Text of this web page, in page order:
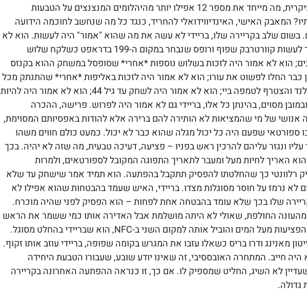
הרי מהי מורשתו העיקרית, מה מייחד את מספר 12 אפילו יותר מהיהלומים המנצנצים על הטבעות
המאבק האישי, האינדיווידואלי להחריד, כנגד כל מה שנחשב לחוכמה הידועה
בשום שלב בקריירה שלו, בריידי לא עשה את מה שהוא "אמור" היה לעשות. הוא לא
עשה את מה שאמור לעשות קוורטרבק שפוף ורופס שנבחר במקום ה-199 בדראפט כשלקח שלוש
הוא לא אמור היה לזכות בשלוש נוספות *אחרי* שסופסל במשחק ההוא בקנזס
כבר החלו לפשוט את עורו; הוא לא אמור היה לזכות באליפות *אחרי* שהתנתק מכל
הכבלים של ניו אינגלנד והצטרף לטמפה ביי; הוא לא אמור היה לשחק עד גיל 44; הוא לא אמור היה להיות
כך טוב בגיל 44; ובמובן מסוים, בהינתן כל אלו, בריידי גם לא אמור היה לפרוש. פרישה, ההכרה
אנושי של מי שהמציאות לא הותירה להם ברירה אלא להודות באפסיותם המסוימת,
ספורטאי שפעם היה כל יכול מגלה שהוא כבר לא יכול. כמעט כולם חווים משהו
ונגזר עליהם להרכין ראש בפניו – פציעה, דעיכה טבעית, מה שזה לא יהיה. בכך
הוא האריך לחיות מעל ומעבר לתאריך התפוגה המקובל לספורטאים, ולמרות
רלוונטי כך שהחלטתו להפסיק תתקבל בהפתעה. הוא תמיד אמר שישחק עד שלא
לא נרמז על חוסר מסוגלות מצדו. בריידי, האיש שעמד בהבטחות שהוא אפילו לא
שלו בכך שלא עומד בהבטחה אחת לפחות – הוא הפסיק לפני שהיה מוכרח.
החולפת, שאולי לא היתה מושלמת אבל האדירה אותו כמי ששמר את הראש
של טמפה ביי מוכת הפציעות מעל המים והוביל אותה למקום השני ב-NFC, הוא שבריידי בהחלט מסוגל.
מאנינג ודרו בריס כשאלו עזבו את המגרש בקומה שפופה, בריידי עוזב אותו זקוף.
היה חייב. המתחרה האובססיבי, זה שאינו יודע שובע, שעבורו הטבעת היחידה
לא השיג, החליט שמספיק לו. אם כך, זו כנראה ההפתעה האחרונה בקריירה